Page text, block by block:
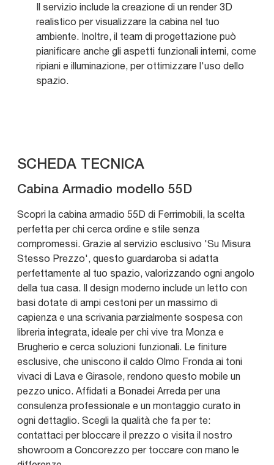
Il servizio include la creazione di un render 3D
realistico per visualizzare la cabina nel tuo
ambiente. Inoltre, il team di progettazione può
pianificare anche gli aspetti funzionali interni, come
ripiani e illuminazione, per ottimizzare l'uso dello
spazio.
SCHEDA TECNICA
Cabina Armadio modello 55D
Scopri la cabina armadio 55D di Ferrimobili, la scelta
perfetta per chi cerca ordine e stile senza
compromessi. Grazie al servizio esclusivo 'Su Misura
Stesso Prezzo', questo guardaroba si adatta
perfettamente al tuo spazio, valorizzando ogni angolo
della tua casa. Il design moderno include un letto con
basi dotate di ampi cestoni per un massimo di
capienza e una scrivania parzialmente sospesa con
libreria integrata, ideale per chi vive tra Monza e
Brugherio e cerca soluzioni funzionali. Le finiture
esclusive, che uniscono il caldo Olmo Fronda ai toni
vivaci di Lava e Girasole, rendono questo mobile un
pezzo unico. Affidati a Bonadei Arreda per una
consulenza professionale e un montaggio curato in
ogni dettaglio. Scegli la qualità che fa per te:
contattaci per bloccare il prezzo o visita il nostro
showroom a Concorezzo per toccare con mano le